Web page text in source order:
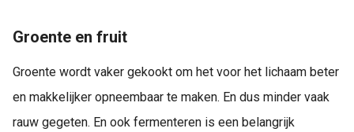
Groente en fruit
Groente wordt vaker gekookt om het voor het lichaam beter
en makkelijker opneembaar te maken. En dus minder vaak
rauw gegeten. En ook fermenteren is een belangrijk